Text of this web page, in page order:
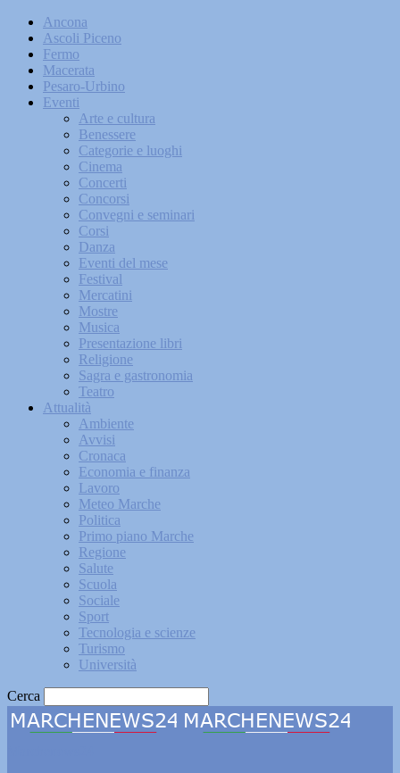
Ancona
Ascoli Piceno
Fermo
Macerata
Pesaro-Urbino
Eventi
Arte e cultura
Benessere
Categorie e luoghi
Cinema
Concerti
Concorsi
Convegni e seminari
Corsi
Danza
Eventi del mese
Festival
Mercatini
Mostre
Musica
Presentazione libri
Religione
Sagra e gastronomia
Teatro
Attualità
Ambiente
Avvisi
Cronaca
Economia e finanza
Lavoro
Meteo Marche
Politica
Primo piano Marche
Regione
Salute
Scuola
Sociale
Sport
Tecnologia e scienze
Turismo
Università
Cerca